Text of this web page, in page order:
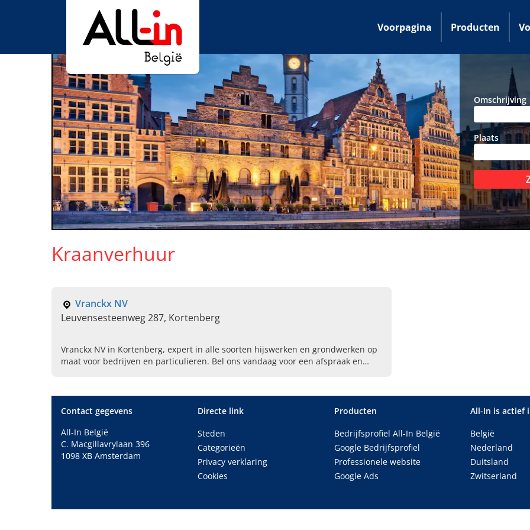
Voorpagina Producten
Omschrijving
Plaats
Kraanverhuur
Vranckx NV
Leuvensesteenweg 287, Kortenberg
Vranckx NV in Kortenberg, expert in alle soorten hijswerken en grondwerken op
maat voor bedrijven en particulieren. Bel ons vandaag voor een afspraak en
Contact gegevens
All-In België
C. Macgillavrylaan 396
1098 XB Amsterdam
Directe link
Steden
Categorieën
Privacy verklaring
Cookies
Producten
Bedrijfsprofiel All-In België
Google Bedrijfsprofiel
Professionele website
Google Ads
All-In is actief
België
Nederland
Duitsland
Zwitserland